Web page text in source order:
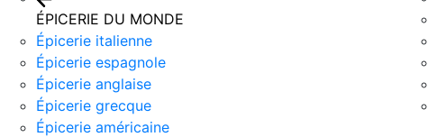
ÉPICERIE DU MONDE
Épicerie italienne
Épicerie espagnole
Épicerie anglaise
Épicerie grecque
Épicerie américaine